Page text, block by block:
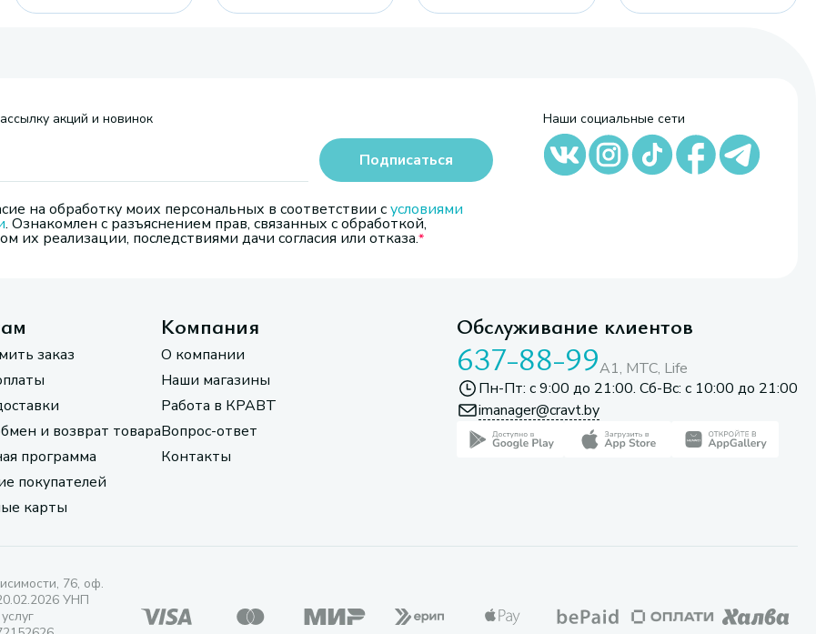
акций и новинок
на обработку моих персональных в соответствии сусловиями
. Ознакомлен с разъяснением прав, связанных с обработкой,
их реализации, последствиями дачи согласия или отказа.
Подписаться
Наши социальные сети
заказ
и возврат товара
программа
покупателей
карты
Компания
О компании
Наши магазины
Работа в КРАВТ
Вопрос-ответ
Контакты
Обслуживание клиентов
637-88-99A1, МТС, Life
Пн-Пт: с 9:00 до 21:00. Сб-Вс: с 10:00 до 21:00
imanager@cravt.by
76, оф.
УНП